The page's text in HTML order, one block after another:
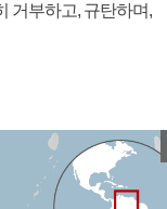
거부하고, 규탄하며,